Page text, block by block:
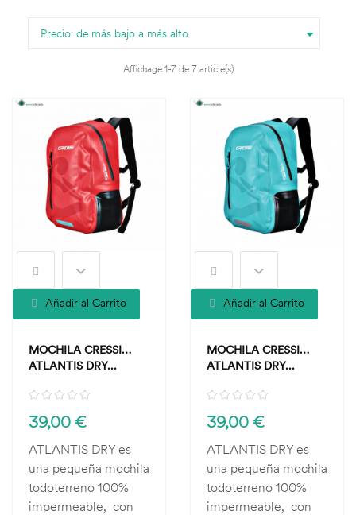
Precio: de más bajo a más alto 
Affichage 1-7 de 7 article(s)
Añadir al Carrito
MOCHILA CRESSI
ATLANTIS DRY...
39,00 €
ATLANTIS DRY es
una pequeña mochila
todoterreno 100%
impermeable, con
Añadir al Carrito
MOCHILA CRESSI
ATLANTIS DRY...
39,00 €
ATLANTIS DRY es
una pequeña mochila
todoterreno 100%
impermeable, con